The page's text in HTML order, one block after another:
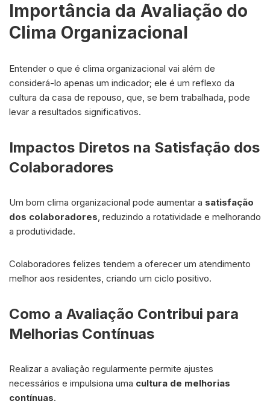
Importância da Avaliação do
Clima Organizacional
Entender o que é clima organizacional vai além de
considerá-lo apenas um indicador; ele é um reflexo da
cultura da casa de repouso, que, se bem trabalhada, pode
levar a resultados significativos.
Impactos Diretos na Satisfação dos
Colaboradores
Um bom clima organizacional pode aumentar a satisfação
dos colaboradores, reduzindo a rotatividade e melhorando
a produtividade.
Colaboradores felizes tendem a oferecer um atendimento
melhor aos residentes, criando um ciclo positivo.
Como a Avaliação Contribui para
Melhorias Contínuas
Realizar a avaliação regularmente permite ajustes
necessários e impulsiona uma cultura de melhorias
contínuas.